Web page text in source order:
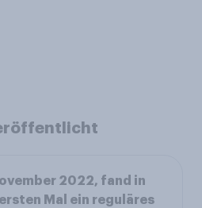
2022, fand in
Mal ein reguläres